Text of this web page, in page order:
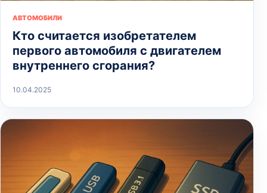
АВТОМОБИЛИ
Кто считается изобретателем
первого автомобиля с двигателем
внутреннего сгорания?
10.04.2025